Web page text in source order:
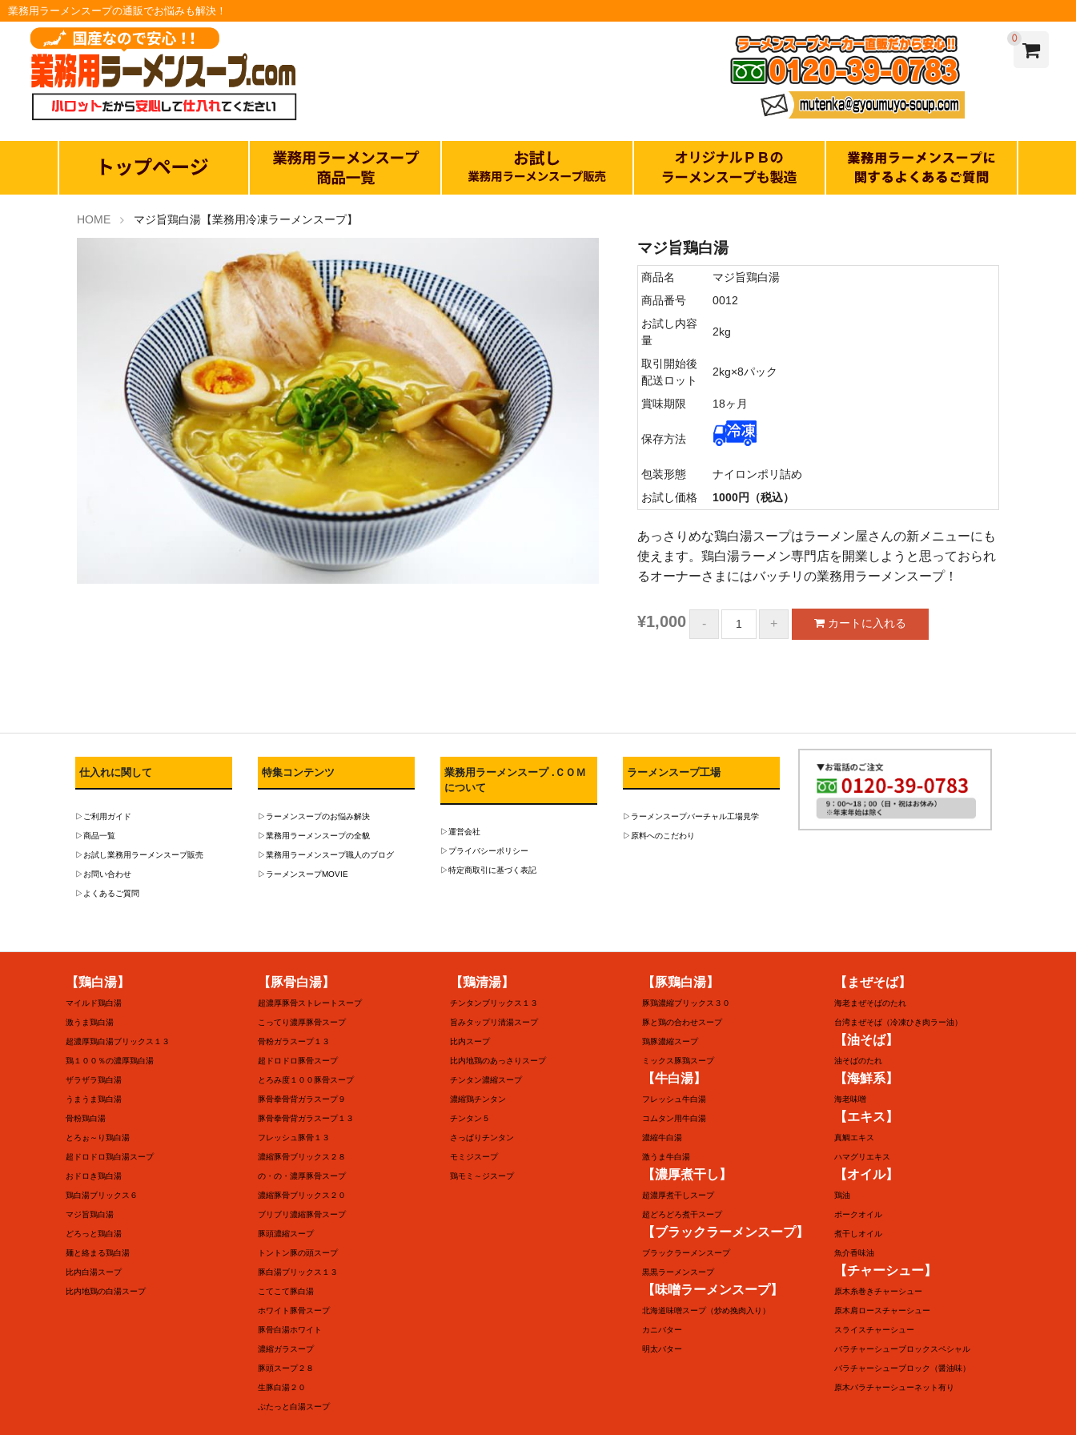
業務用ラーメンスープの通販でお悩みも解決！
0
HOME マジ旨鶏白湯【業務用冷凍ラーメンスープ】
マジ旨鶏白湯
商品名
マジ旨鶏白湯
商品番号
0012
お試し内容
量
2kg
取引開始後
配送ロット
2kg×8パック
賞味期限 18ヶ月
保存方法
包装形態
ナイロンポリ詰め
お試し価格
1000円（税込）
あっさりめな鶏白湯スープはラーメン屋さんの新メニューにも
使えます。鶏白湯ラーメン専門店を開業しようと思っておられ
るオーナーさまにはバッチリの業務用ラーメンスープ！
¥1,000
仕入れに関して
▷ご利用ガイド
▷商品一覧
▷お試し業務用ラーメンスープ販売
▷お問い合わせ
▷よくあるご質問
特集コンテンツ
▷ラーメンスープのお悩み解決
▷業務用ラーメンスープの全貌
▷業務用ラーメンスープ職人のブログ
▷ラーメンスープMOVIE
業務用ラーメンスープ .ＣＯＭ
について
▷運営会社
▷プライバシーポリシー
▷特定商取引に基づく表記
ラーメンスープ工場
▷ラーメンスープバーチャル工場見学
▷原料へのこだわり
【鶏白湯】
マイルド鶏白湯
激うま鶏白湯
超濃厚鶏白湯ブリックス１３
鶏１００％の濃厚鶏白湯
ザラザラ鶏白湯
うまうま鶏白湯
骨粉鶏白湯
とろぉ～り鶏白湯
超ドロドロ鶏白湯スープ
おドロき鶏白湯
鶏白湯ブリックス６
マジ旨鶏白湯
どろっと鶏白湯
麺と絡まる鶏白湯
比内白湯スープ
比内地鶏の白湯スープ
【豚骨白湯】
超濃厚豚骨ストレートスープ
こってり濃厚豚骨スープ
骨粉ガラスープ１３
超ドロドロ豚骨スープ
とろみ度１００豚骨スープ
豚骨拳骨背ガラスープ９
豚骨拳骨背ガラスープ１３
フレッシュ豚骨１３
濃縮豚骨ブリックス２８
の・の・濃厚豚骨スープ
濃縮豚骨ブリックス２０
ブリブリ濃縮豚骨スープ
豚頭濃縮スープ
トントン豚の頭スープ
豚白湯ブリックス１３
こてこて豚白湯
ホワイト豚骨スープ
豚骨白湯ホワイト
濃縮ガラスープ
豚頭スープ２８
生豚白湯２０
ぶたっと白湯スープ
【鶏清湯】
チンタンブリックス１３
旨みタップリ清湯スープ
比内スープ
比内地鶏のあっさりスープ
チンタン濃縮スープ
濃縮鶏チンタン
チンタン５
さっぱりチンタン
モミジスープ
鶏モミ～ジスープ
【豚鶏白湯】
豚鶏濃縮ブリックス３０
豚と鶏の合わせスープ
鶏豚濃縮スープ
ミックス豚鶏スープ
【牛白湯】
フレッシュ牛白湯
コムタン用牛白湯
濃縮牛白湯
激うま牛白湯
【濃厚煮干し】
超濃厚煮干しスープ
超どろどろ煮干スープ
【ブラックラーメンスープ】
ブラックラーメンスープ
黒黒ラーメンスープ
【味噌ラーメンスープ】
北海道味噌スープ（炒め挽肉入り）
カニバター
明太バター
【まぜそば】
海老まぜそばのたれ
台湾まぜそば（冷凍ひき肉ラー油）
【油そば】
油そばのたれ
【海鮮系】
海老味噌
【エキス】
真鯛エキス
ハマグリエキス
【オイル】
鶏油
ポークオイル
煮干しオイル
魚介香味油
【チャーシュー】
原木糸巻きチャーシュー
原木肩ロースチャーシュー
スライスチャーシュー
バラチャーシューブロックスペシャル
バラチャーシューブロック（醤油味）
原木バラチャーシューネット有り